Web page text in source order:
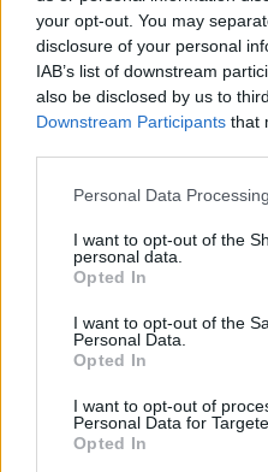
your opt-out. You may
disclosure of your personal
IAB’s list of downstream
also be disclosed by us to
Downstream Participants that
Personal Data
I want to opt-out of the
personal data.
Opted In
I want to opt-out of the
Personal Data.
Opted In
I want to opt-out of
Personal Data for
Opted In
χρήση τοξικών
προστατεύουν τις
χαλαζοπτώσεις και
κατάλληλος αερισμός
απόσβεσης και ιδανική
Τα αγαπημένα μέρη
Ο 49χρονος Σπύρος,
υποστηρικτής των
αγαπημένα του μέρη στην
Χαλκιδική και η
Εξέφρασε την ελπίδα του